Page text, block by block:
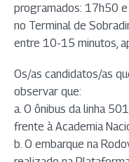
programados: 17h50
no Terminal de
entre 10-15 minutos,
Os/as candidatos/as
observar que:
a. O ônibus da linha
frente à Academia
b. O embarque na